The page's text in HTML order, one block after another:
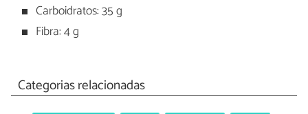
Carboidratos: 35 g
Fibra: 4 g
Categorias relacionadas